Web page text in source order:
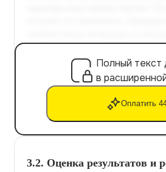
Полный текст
в
Оплатить
3.2. Оценка результатов и